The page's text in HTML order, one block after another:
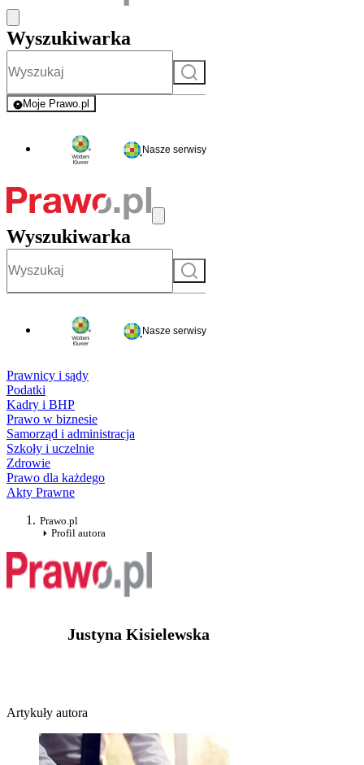
Wyszukiwarka
Szukaj
Moje Prawo.pl
- rejestracja i logowanie do serwisu
Nasze serwisy
Wyszukiwarka
Szukaj
Nasze serwisy
Prawnicy i sądy
Podatki
Kadry i BHP
Prawo w biznesie
Samorząd i administracja
Szkoły i uczelnie
Zdrowie
Prawo dla każdego
Akty Prawne
Prawo.pl
Profil autora
Justyna Kisielewska
Artykuły autora